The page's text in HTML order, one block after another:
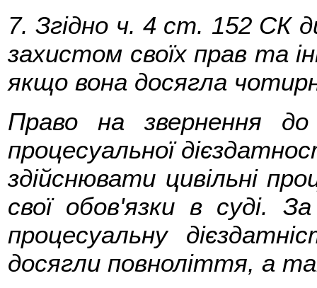
7. Згідно ч. 4 ст. 152 СК
захистом своїх прав та
якщо вона досягла
Право на звернення
процесуальної
здійснювати цивільні
свої обов'язки в суді.
процесуальну
досягли повноліття, а